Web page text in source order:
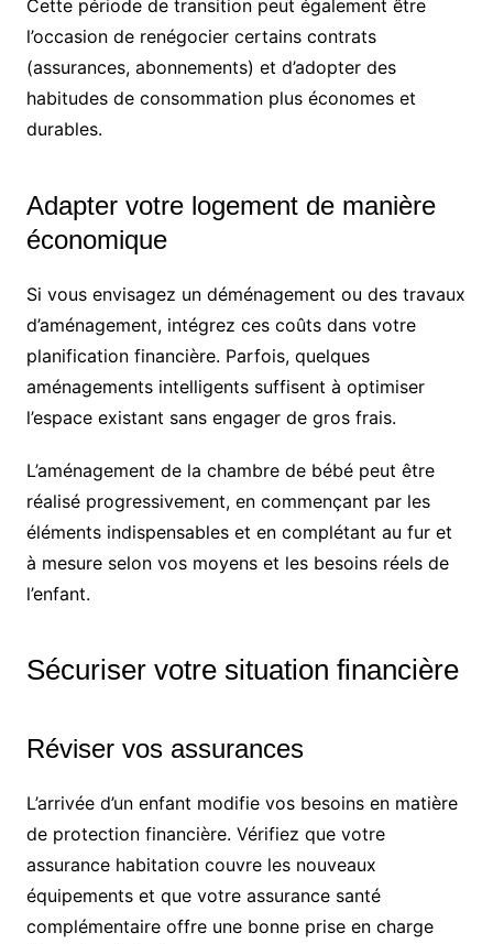
Cette période de transition peut également être
l’occasion de renégocier certains contrats
(assurances, abonnements) et d’adopter des
habitudes de consommation plus économes et
durables.
Adapter votre logement de manière
économique
Si vous envisagez un déménagement ou des travaux
d’aménagement, intégrez ces coûts dans votre
planification financière. Parfois, quelques
aménagements intelligents suffisent à optimiser
l’espace existant sans engager de gros frais.
L’aménagement de la chambre de bébé peut être
réalisé progressivement, en commençant par les
éléments indispensables et en complétant au fur et
à mesure selon vos moyens et les besoins réels de
l’enfant.
Sécuriser votre situation financière
Réviser vos assurances
L’arrivée d’un enfant modifie vos besoins en matière
de protection financière. Vérifiez que votre
assurance habitation couvre les nouveaux
équipements et que votre assurance santé
complémentaire offre une bonne prise en charge